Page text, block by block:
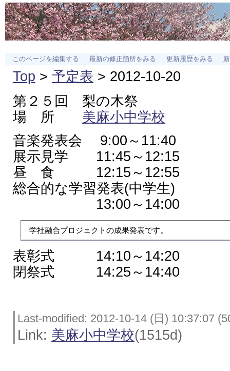
このページを編集する 最新の修正箇所をみる 更新履歴をみる
Top > 予定表 > 2012-10-20
第２５回 梨の木祭
場 所 美麻小中学校
音楽発表会 9:00～11:40
展示見学 11:45～12:15
昼 食 12:15～12:55
総合的な学習発表(中学生)
13:00～14:00
学社融合プロジェクトの成果発表です。
表彰式 14:10～14:20
閉祭式 14:25～14:40
Last-modified: 2012-10-14 (日) 10:37:07
Link: 美麻小中学校(1515d)